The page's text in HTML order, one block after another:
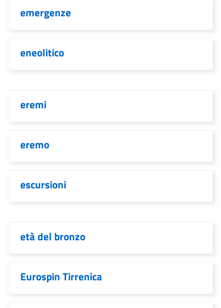
emergenze
eneolitico
eremi
eremo
escursioni
età del bronzo
Eurospin Tirrenica